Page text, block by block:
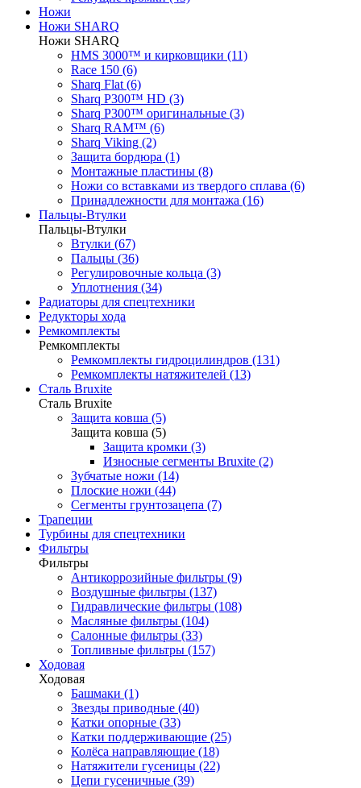
Ножи
Ножи SHARQ
Ножи SHARQ
HMS 3000™ и кирковщики (11)
Race 150 (6)
Sharq Flat (6)
Sharq P300™ HD (3)
Sharq P300™ оригинальные (3)
Sharq RAM™ (6)
Sharq Viking (2)
Защита бордюра (1)
Монтажные пластины (8)
Ножи со вставками из твердого сплава (6)
Принадлежности для монтажа (16)
Пальцы-Втулки
Пальцы-Втулки
Втулки (67)
Пальцы (36)
Регулировочные кольца (3)
Уплотнения (34)
Радиаторы для спецтехники
Редукторы хода
Ремкомплекты
Ремкомплекты
Ремкомплекты гидроцилиндров (131)
Ремкомплекты натяжителей (13)
Сталь Bruxite
Сталь Bruxite
Защита ковша (5)
Защита ковша (5)
Защита кромки (3)
Износные сегменты Bruxite (2)
Зубчатые ножи (14)
Плоские ножи (44)
Сегменты грунтозацепа (7)
Трапеции
Турбины для спецтехники
Фильтры
Фильтры
Антикоррозийные фильтры (9)
Воздушные фильтры (137)
Гидравлические фильтры (108)
Масляные фильтры (104)
Салонные фильтры (33)
Топливные фильтры (157)
Ходовая
Ходовая
Башмаки (1)
Звезды приводные (40)
Катки опорные (33)
Катки поддерживающие (25)
Колёса направляющие (18)
Натяжители гусеницы (22)
Цепи гусеничные (39)